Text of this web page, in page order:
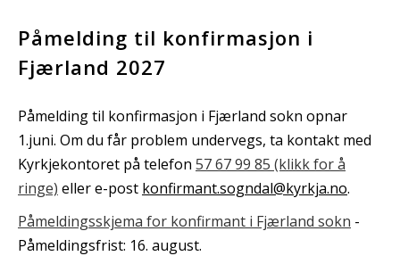
Påmelding til konfirmasjon i
Fjærland 2027
Påmelding til konfirmasjon i Fjærland sokn opnar
1.juni. Om du får problem undervegs, ta kontakt med
Kyrkjekontoret på telefon 57 67 99 85 (klikk for å
ringe) eller e-post konfirmant.sogndal@kyrkja.no.
Påmeldingsskjema for konfirmant i Fjærland sokn -
Påmeldingsfrist: 16. august.